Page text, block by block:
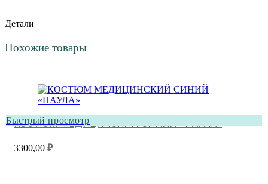
Детали
Похожие товары
Быстрый просмотр
КОСТЮМ МЕДИЦИНСКИЙ СИНИЙ «ПАУЛА»
3300,00 ₽